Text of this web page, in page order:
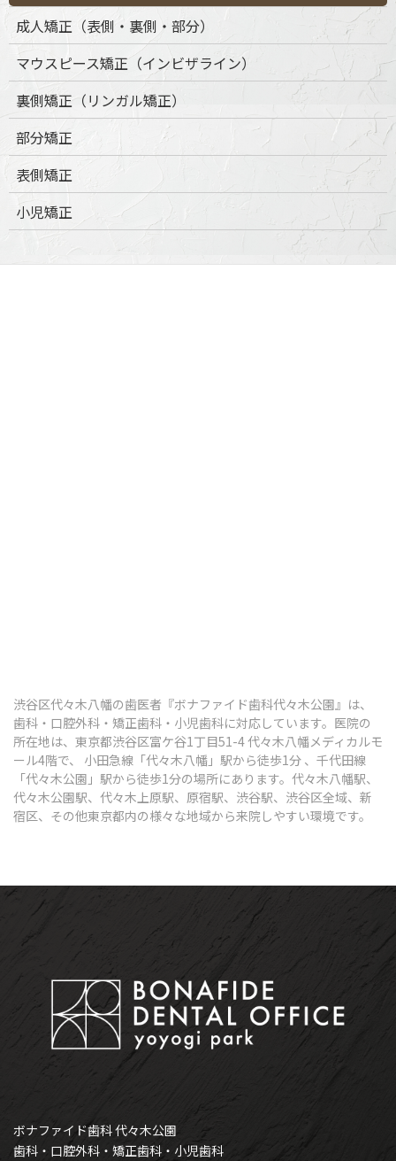
渋谷区代々木八幡の歯医者『ボナファイド歯科代々木公園』は、
歯科・口腔外科・矯正歯科・小児歯科に対応しています。医院の
所在地は、東京都渋谷区富ケ谷1丁目51-4 代々木八幡メディカルモ
ール4階で、 小田急線「代々木八幡」駅から徒歩1分 、千代田線
「代々木公園」駅から徒歩1分の場所にあります。代々木八幡駅、
代々木公園駅、代々木上原駅、原宿駅、渋谷駅、渋谷区全域、新
宿区、その他東京都内の様々な地域から来院しやすい環境です。
ボナファイド歯科 代々木公園
歯科・口腔外科・矯正歯科・小児歯科
成人矯正（表側・裏側・部分）
マウスピース矯正（インビザライン）
裏側矯正（リンガル矯正）
部分矯正
表側矯正
小児矯正
予防歯科・定期健診
予防歯科・定期検診
歯のクリーニング（PMTC）